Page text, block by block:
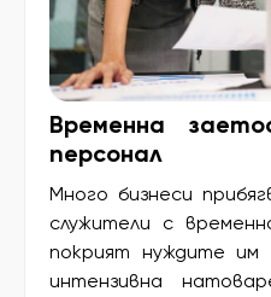
Временна
персонал
Много бизнеси
служители с
покрият нуждите
интензивна